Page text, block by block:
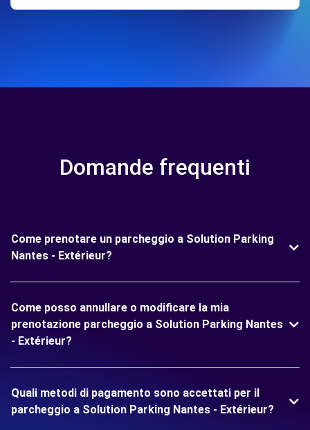
Domande frequenti
Come prenotare un parcheggio a Solution Parking
Nantes - Extérieur?
Come posso annullare o modificare la mia
prenotazione parcheggio a Solution Parking Nantes
- Extérieur?
Quali metodi di pagamento sono accettati per il
parcheggio a Solution Parking Nantes - Extérieur?